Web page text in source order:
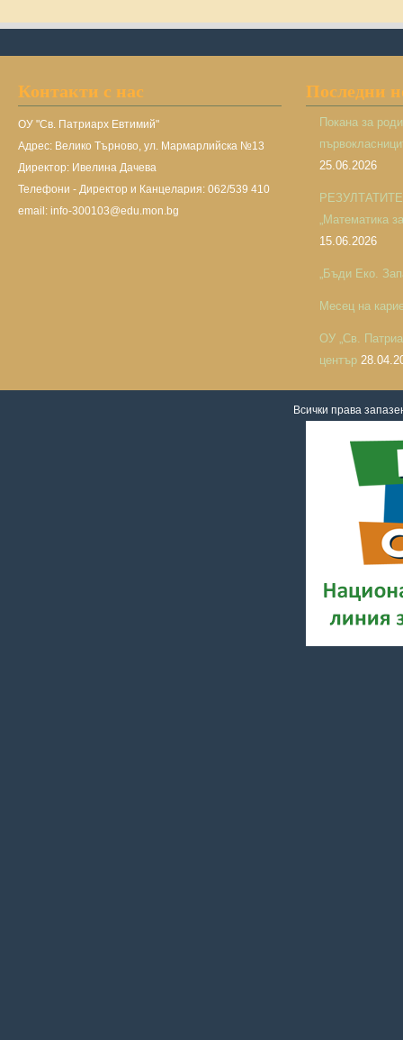
Контакти с нас
ОУ "Св. Патриарх Евтимий"
Адрес: Велико Търново, ул. Мармарлийска №13
Директор: Ивелина Дачева
Телефони - Директор и Канцелария: 062/539 410
email: info-300103@edu.mon.bg
Последни
Покана за
25.06.2026
РЕЗУЛТАТИТЕ
„Математика
15.06.2026
„Бъди Еко.
Месец на
ОУ „Св.
център
Всички права